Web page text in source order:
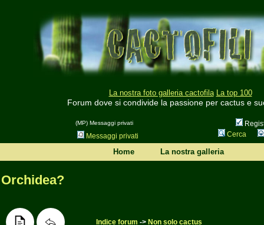
La nostra foto galleria cactofila La top 100
Forum dove si condivide la passione per cactus e
(MP) Messaggi privati
Messaggi privati
Cerca
Home La nostra galleria
Orchidea?
Indice forum -> Non solo cactus